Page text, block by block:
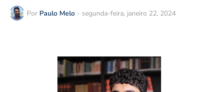
Por Paulo Melo - segunda-feira, janeiro 22, 2024